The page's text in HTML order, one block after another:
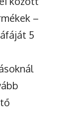
–
5